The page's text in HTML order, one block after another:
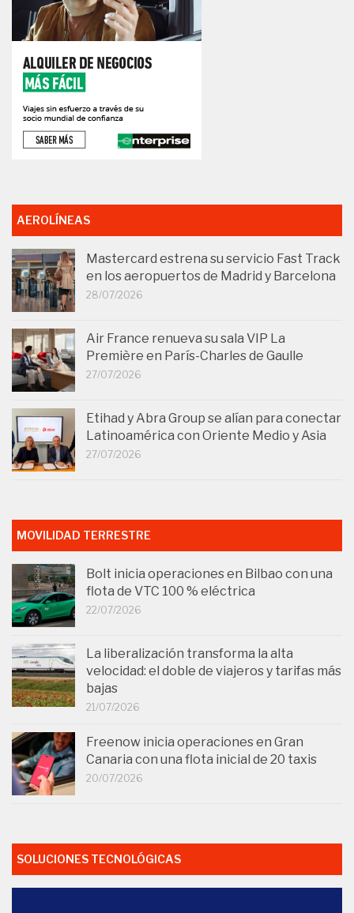
AEROLÍNEAS
Mastercard estrena su servicio Fast Track
en los aeropuertos de Madrid y Barcelona
28/07/2026
Air France renueva su sala VIP La
Première en París-Charles de Gaulle
27/07/2026
Etihad y Abra Group se alían para conectar
Latinoamérica con Oriente Medio y Asia
27/07/2026
MOVILIDAD TERRESTRE
Bolt inicia operaciones en Bilbao con una
flota de VTC 100 % eléctrica
22/07/2026
La liberalización transforma la alta
velocidad: el doble de viajeros y tarifas más
bajas
21/07/2026
Freenow inicia operaciones en Gran
Canaria con una flota inicial de 20 taxis
20/07/2026
SOLUCIONES TECNOLÓGICAS